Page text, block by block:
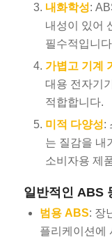
내화학성:
내성이 있어
필수적입니
가볍고 기계
대용 전자기
적합합니다.
미적 다양성:
는 질감을 내
소비자용 제
일반적인 ABS
범용 ABS: 장
플리케이션에